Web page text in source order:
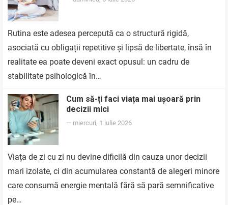
Rutina este adesea percepută ca o structură rigidă,
asociată cu obligații repetitive și lipsă de libertate, însă în
realitate ea poate deveni exact opusul: un cadru de
stabilitate psihologică în…
Cum să-ți faci viața mai ușoară prin
decizii mici
— miercuri, 1 iulie 2026
Viața de zi cu zi nu devine dificilă din cauza unor decizii
mari izolate, ci din acumularea constantă de alegeri minore
care consumă energie mentală fără să pară semnificative
pe…